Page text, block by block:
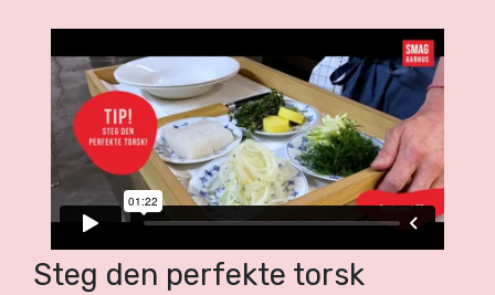
Steg den perfekte torsk